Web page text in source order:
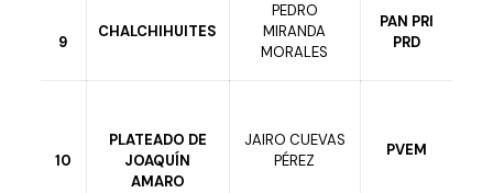
9
CHALCHIHUITES
PEDRO
MIRANDA
MORALES
PAN PRI
PRD
10
PLATEADO DE
JOAQUÍN
AMARO
JAIRO CUEVAS
PÉREZ
PVEM